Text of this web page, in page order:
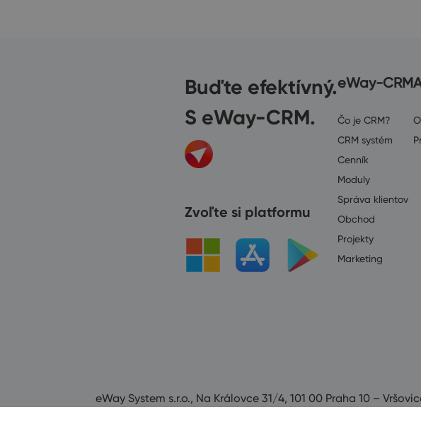
Buďte efektívný.
S eWay-CRM.
Zvoľte si platformu
eWay-CRM
Čo je CRM?
CRM systém
Cenník
Moduly
Správa klientov
Obchod
Projekty
Marketing
eWay System s.r.o., Na Královce 31/4, 101 00 Praha 10 –